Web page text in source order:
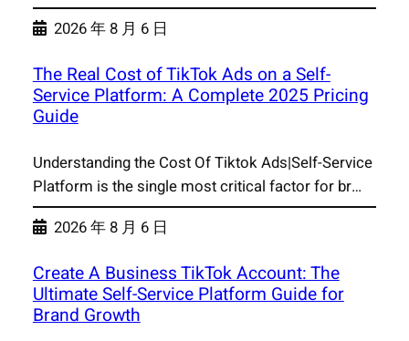
2026 年 8 月 6 日
The Real Cost of TikTok Ads on a Self-
Service Platform: A Complete 2025 Pricing
Guide
Understanding the Cost Of Tiktok Ads|Self-Service
Platform is the single most critical factor for br…
2026 年 8 月 6 日
Create A Business TikTok Account: The
Ultimate Self-Service Platform Guide for
Brand Growth